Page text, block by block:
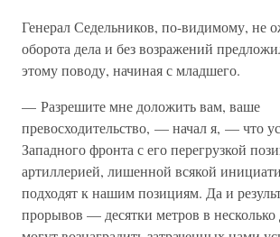
Генерал Седельников, по-видимому, не
оборота дела и без возражений
этому поводу, начиная с младшего.
— Разрешите мне доложить вам, ваше
превосходительство, — начал я, — что
Западного фронта с его перегрузкой
артиллерией, лишенной всякой
подходят к нашим позициям. Да и
прорывов — десятки метров в